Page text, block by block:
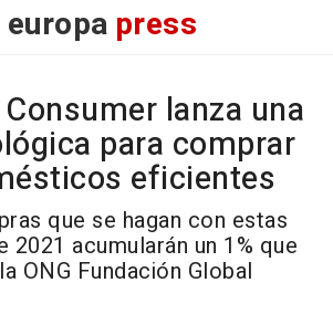
europa press
lanza una
para comprar
eficientes
que se hagan con estas
2021 acumularán un 1% que
ONG Fundación Global